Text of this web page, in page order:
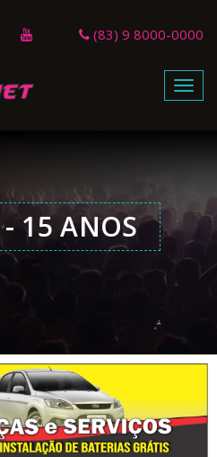
(83) 9 8000-0000
Menu
15 ANOS